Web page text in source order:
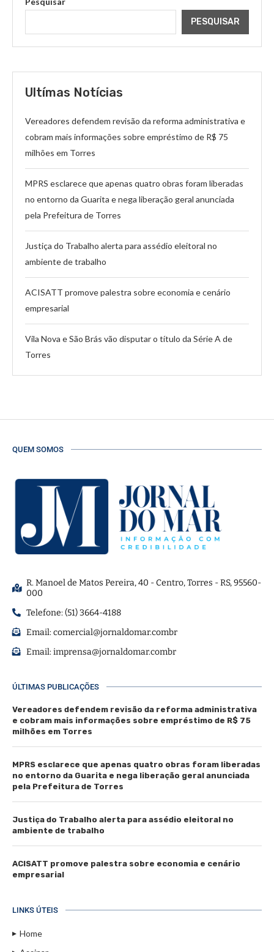
PESQUISAR
Ultímas Notícias
Vereadores defendem revisão da reforma administrativa e
cobram mais informações sobre empréstimo de R$ 75
milhões em Torres
MPRS esclarece que apenas quatro obras foram liberadas
no entorno da Guarita e nega liberação geral anunciada
pela Prefeitura de Torres
Justiça do Trabalho alerta para assédio eleitoral no
ambiente de trabalho
ACISATT promove palestra sobre economia e cenário
empresarial
Vila Nova e São Brás vão disputar o título da Série A de
Torres
QUEM SOMOS
R. Manoel de Matos Pereira, 40 - Centro, Torres - RS, 95560-
000
Telefone: (51) 3664-4188
Email:comercial@jornaldomar.combr
Email:imprensa@jornaldomar.combr
ÚLTIMAS PUBLICAÇÕES
Vereadores defendem revisão da reforma administrativa
e cobram mais informações sobre empréstimo de R$ 75
milhões em Torres
MPRS esclarece que apenas quatro obras foram liberadas
no entorno da Guarita e nega liberação geral anunciada
pela Prefeitura de Torres
Justiça do Trabalho alerta para assédio eleitoral no
ambiente de trabalho
ACISATT promove palestra sobre economia e cenário
empresarial
LINKS ÚTEIS
Home